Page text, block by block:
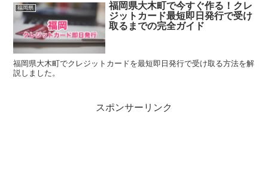
福岡県
福岡県大木町で今すぐ作る！クレ
ジットカード最短即日発行で受け
取るまでの完全ガイド
福岡県大木町でクレジットカードを最短即日発行で受け取る方法を解
説しました。
スポンサーリンク